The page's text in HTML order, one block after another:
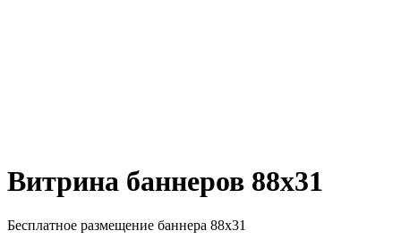
Витрина баннеров 88x31
Бесплатное размещение баннера 88х31